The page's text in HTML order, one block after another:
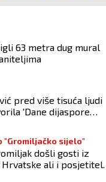
63 metra dug mural
pred više tisuća ljudi
'Dane dijaspore
"Gromiljačko sijelo"
došli gosti iz
Hrvatske ali i posjetitelji
Australije